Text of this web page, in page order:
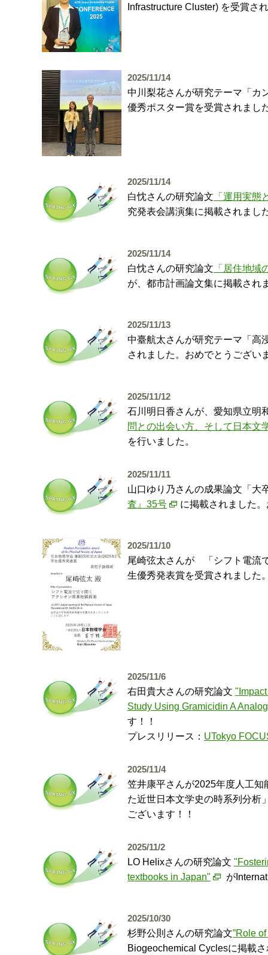
Infrastructure Cluster) を受賞さ
2025/11/14
中川梨花さんが研究テーマ「カ
優秀ポスター賞を受賞されまし
2025/11/14
白忱さんの研究論文 「運用実
究発表会講演集に掲載されまし
2025/11/14
白忱さんの研究論文 「居住地
が、都市計画論文集に掲載され
2025/11/13
中臺航太さんが研究テーマ「高
されました。おめでとうござい
2025/11/12
石川明日香さんが、愛知県立明
問との出会い方、そして日本文
を行いました。
2025/11/11
山口ゆり乃さんの成果論文「大
査』35号
に掲載されました
2025/11/10
尾崎弦太さんが 「シフト電流
生優秀発表賞を受賞されました
2025/11/6
右田貴大さんの研究論文
Study Using Gramicidin A
す！！
プレスリリース： UTokyo
2025/11/4
笠井康平さんが2025年度人工
た近世日本文学史の時系列分析
ございます！！
2025/11/2
LO Helixさんの研究論文
textbooks in Japan"
が
2025/10/30
杉野公則さんの研究論文”Role
Biogeochemical Cyclesに掲載